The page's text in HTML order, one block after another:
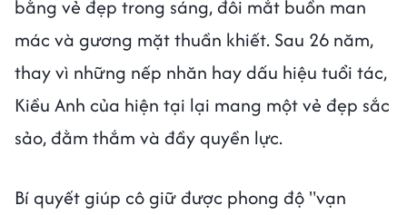
bằng vẻ đẹp trong sáng, đôi mắt buồn man
mác và gương mặt thuần khiết. Sau 26 năm,
thay vì những nếp nhăn hay dấu hiệu tuổi tác,
Kiều Anh của hiện tại lại mang một vẻ đẹp sắc
sảo, đằm thắm và đầy quyền lực.
Bí quyết giúp cô giữ được phong độ "vạn